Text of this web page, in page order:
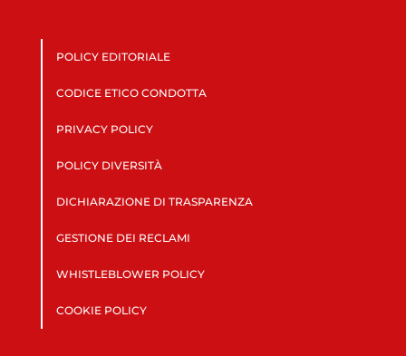
POLICY EDITORIALE
CODICE ETICO CONDOTTA
PRIVACY POLICY
POLICY DIVERSITÀ
DICHIARAZIONE DI TRASPARENZA
GESTIONE DEI RECLAMI
WHISTLEBLOWER POLICY
COOKIE POLICY